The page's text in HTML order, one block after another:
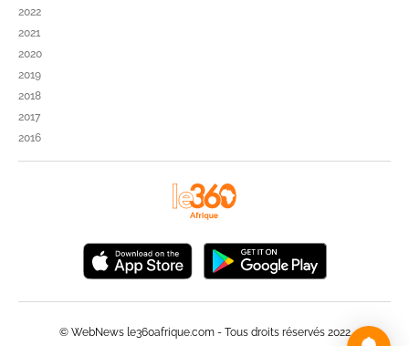
2022
2021
2020
2019
2018
2017
2016
© WebNews le360afrique.com - Tous droits réservés 2022